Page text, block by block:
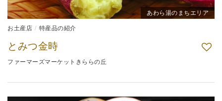
あわら湯のまちエリア
お土産店 特産品の紹介
とみつ金時
ファーマーズマーケットきららの丘